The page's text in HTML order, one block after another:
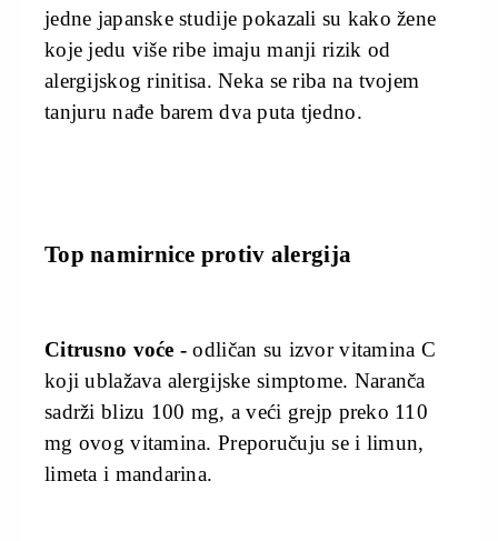
jedne japanske studije pokazali su kako žene
koje jedu više ribe imaju manji rizik od
alergijskog rinitisa. Neka se riba na tvojem
tanjuru nađe barem dva puta tjedno.
Top namirnice protiv alergija
Citrusno voće - odličan su izvor vitamina C
koji ublažava alergijske simptome. Naranča
sadrži blizu 100 mg, a veći grejp preko 110
mg ovog vitamina. Preporučuju se i limun,
limeta i mandarina.